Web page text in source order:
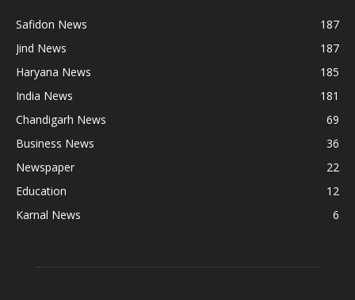
Safidon News
187
Jind News
187
Haryana News
185
India News
181
Chandigarh News
69
Business News
36
Newspaper
22
Education
12
Karnal News
6